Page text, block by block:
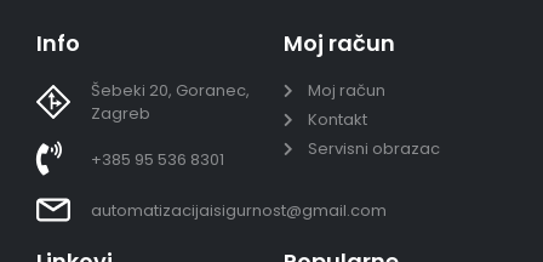
Info
Šebeki 20, Goranec,
Zagreb
+385 95 536 8301
automatizacijaisigurnost@gmail.com
Moj račun
Moj račun
Kontakt
Servisni obrazac